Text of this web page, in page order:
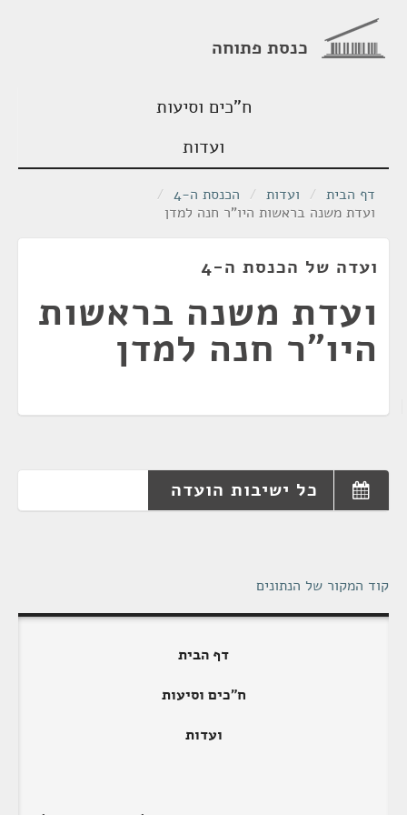
כנסת פתוחה
ח"כים וסיעות
ועדות
דף הבית / ועדות / הכנסת ה-4
/
ועדת משנה בראשות היו"ר חנה למדן
ועדה של הכנסת ה-4
ועדת משנה בראשות
היו"ר חנה למדן
כל ישיבות הועדה
קוד המקור של הנתונים
דף הבית
ח"כים וסיעות
ועדות